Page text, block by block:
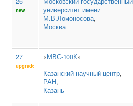
new
университет имени
М.В.Ломоносова,
Москва
27
upgrade
«МВС-100К»
Казанский научный центр,
РАН,
Казань